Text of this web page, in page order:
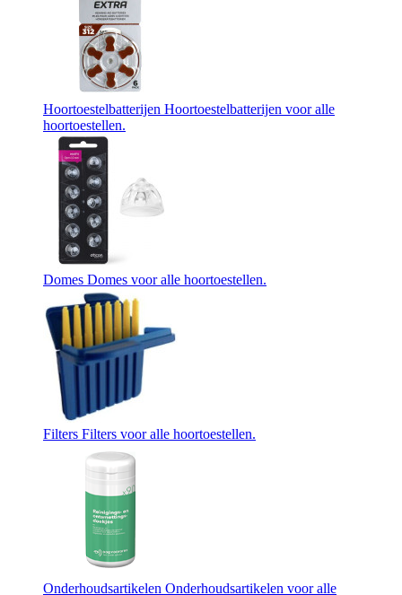
Hoortoestelbatterijen Hoortoestelbatterijen voor alle
hoortoestellen.
Domes Domes voor alle hoortoestellen.
Filters Filters voor alle hoortoestellen.
Onderhoudsartikelen Onderhoudsartikelen voor alle